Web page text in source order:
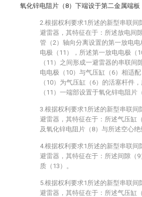
氧化锌电阻片（8）下端设于第二金属端板
2.根据权利要求1所述的新型串联间
避雷器，其特征在于：所述放电间
管（2）轴向分离设置的第一放电
电极（11），所述第一放电电极（
（11）之间形成一避雷器的串联间
电电极（10）与气压缸（6）相适
（10）为气压缸（6）的活塞杆件
（11）一端部设置于氧化锌电阻片
3.根据权利要求1所述的新型串联间
避雷器，其特征在于：所述气压缸
及氧化锌电阻片（8）与所述空心绝
4.根据权利要求1所述的新型串联间
避雷器，其特征在于：所述间隙（
质（13）。
5.根据权利要求1所述的新型串联间
避雷器，其特征在于：所述气压缸